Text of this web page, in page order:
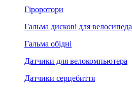
Гіроротори
Гальма дискові для велосипеда
Гальма обідні
Датчики для велокомпьютера
Датчики серцебиття